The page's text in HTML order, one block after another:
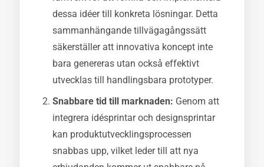
dessa idéer till konkreta lösningar. Detta
sammanhängande tillvägagångssätt
säkerställer att innovativa koncept inte
bara genereras utan också effektivt
utvecklas till handlingsbara prototyper.
Snabbare tid till marknaden: Genom att
integrera idésprintar och designsprintar
kan produktutvecklingsprocessen
snabbas upp, vilket leder till att nya